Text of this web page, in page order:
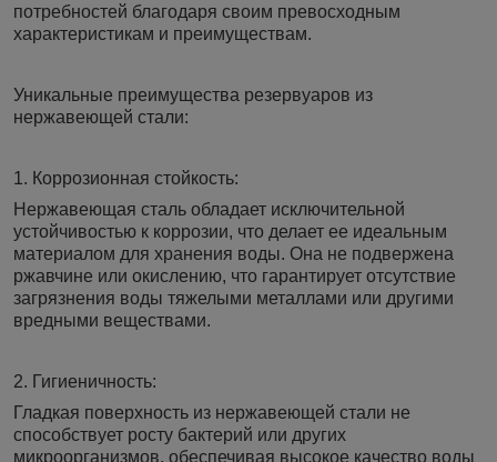
потребностей благодаря своим превосходным
характеристикам и преимуществам.
Уникальные преимущества резервуаров из
нержавеющей стали:
1. Коррозионная стойкость:
Нержавеющая сталь обладает исключительной
устойчивостью к коррозии, что делает ее идеальным
материалом для хранения воды. Она не подвержена
ржавчине или окислению, что гарантирует отсутствие
загрязнения воды тяжелыми металлами или другими
вредными веществами.
2. Гигиеничность:
Гладкая поверхность из нержавеющей стали не
способствует росту бактерий или других
микроорганизмов, обеспечивая высокое качество воды